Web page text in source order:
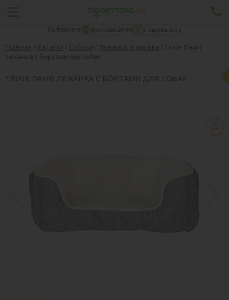
Выберите: Доставкаили
Самовывоз
Главная / Каталог / Собаки / Лежанки и домики / Trixie Davin
лежанка с бортами для собак
TRIXIE DAVIN ЛЕЖАНКА С БОРТАМИ ДЛЯ СОБАК